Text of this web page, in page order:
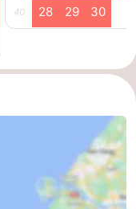
40 28 29 30